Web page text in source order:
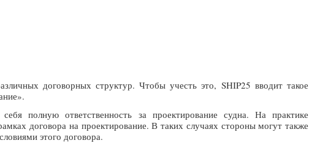
договорных структур. Чтобы учесть это, SHIP25 вводит такое
полную ответственность за проектирование судна. На практике
договора на проектирование. В таких случаях стороны могут также
этого договора.